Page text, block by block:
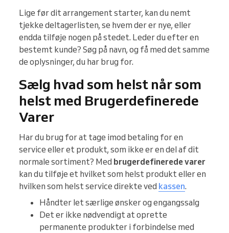
Lige før dit arrangement starter, kan du nemt
tjekke deltagerlisten, se hvem der er nye, eller
endda tilføje nogen på stedet. Leder du efter en
bestemt kunde? Søg på navn, og få med det samme
de oplysninger, du har brug for.
Sælg hvad som helst når som
helst med Brugerdefinerede
Varer
Har du brug for at tage imod betaling for en
service eller et produkt, som ikke er en del af dit
normale sortiment? Med brugerdefinerede varer
kan du tilføje et hvilket som helst produkt eller en
hvilken som helst service direkte ved kassen.
Håndter let særlige ønsker og engangssalg
Det er ikke nødvendigt at oprette
permanente produkter i forbindelse med